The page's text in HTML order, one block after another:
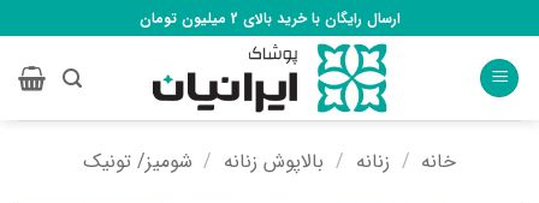
to
content
ارسال رایگان با خرید بالای 2 میلیون تومان
خانه / زنانه / بالاپوش زنانه / شومیز/ تونیک